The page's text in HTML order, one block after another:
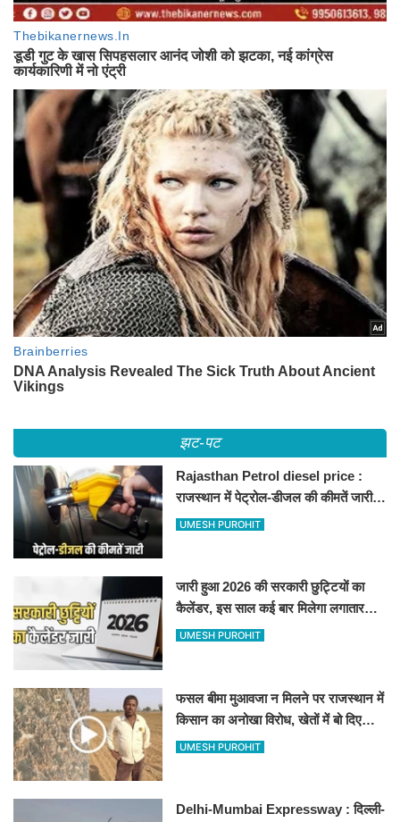
झट-पट
Rajasthan Petrol diesel price :
राजस्थान में पेट्रोल-डीजल की कीमतें जारी,
जानिए बीकानेर समेत पुरे प्रदेश में नए रेट
UMESH PUROHIT
जारी हुआ 2026 की सरकारी छुट्टियों का
कैलेंडर, इस साल कई बार मिलेगा लगातार
अवकाश, देखें
UMESH PUROHIT
फसल बीमा मुआवजा न मिलने पर राजस्थान में
किसान का अनोखा विरोध, खेतों में बो दिए
500-500 रुपए के नोट, वीडियो वायरल
UMESH PUROHIT
Delhi-Mumbai Expressway : दिल्ली-